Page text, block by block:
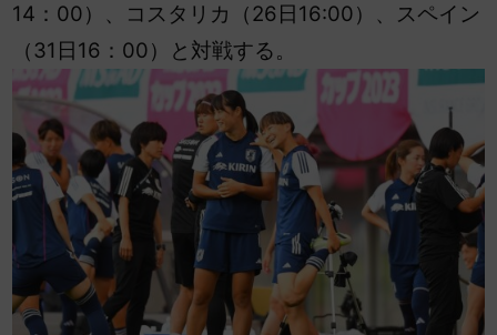
14：00）、コスタリカ（26日16:00）、スペイン
（31日16：00）と対戦する。